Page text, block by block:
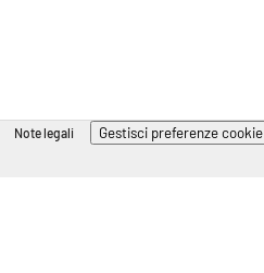
Note legali Gestisci preferenze cookie